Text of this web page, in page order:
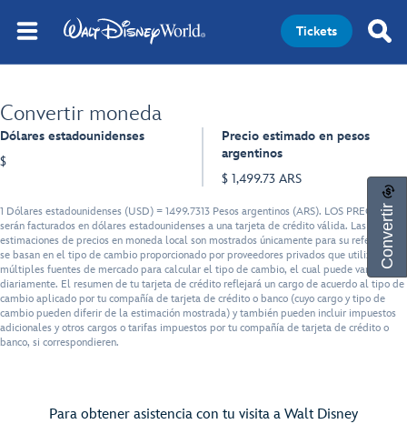
Tickets
Convertir
Convertir moneda
Dólares estadounidenses
$
Precio estimado en pesos
argentinos
$ 1,499.73 ARS
1 Dólares estadounidenses (USD) = 1499.7313 Pesos argentinos (ARS). LOS PRECIOS
serán facturados en dólares estadounidenses a una tarjeta de crédito válida. Las
estimaciones de precios en moneda local son mostrados únicamente para su referencia, y
se basan en el tipo de cambio proporcionado por proveedores privados que utilizan
múltiples fuentes de mercado para calcular el tipo de cambio, el cual puede variar
diariamente. El resumen de tu tarjeta de crédito reflejará un cargo de acuerdo al tipo de
cambio aplicado por tu compañía de tarjeta de crédito o banco (cuyo cargo y tipo de
cambio pueden diferir de la estimación mostrada) y también pueden incluir impuestos
adicionales y otros cargos o tarifas impuestos por tu compañía de tarjeta de crédito o
banco, si correspondieren.
Para obtener asistencia con tu visita a Walt Disney